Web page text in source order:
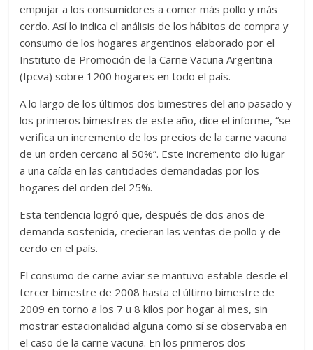
empujar a los consumidores a comer más pollo y más
cerdo. Así lo indica el análisis de los hábitos de compra y
consumo de los hogares argentinos elaborado por el
Instituto de Promoción de la Carne Vacuna Argentina
(Ipcva) sobre 1200 hogares en todo el país.
A lo largo de los últimos dos bimestres del año pasado y
los primeros bimestres de este año, dice el informe, “se
verifica un incremento de los precios de la carne vacuna
de un orden cercano al 50%”. Este incremento dio lugar
a una caída en las cantidades demandadas por los
hogares del orden del 25%.
Esta tendencia logró que, después de dos años de
demanda sostenida, crecieran las ventas de pollo y de
cerdo en el país.
El consumo de carne aviar se mantuvo estable desde el
tercer bimestre de 2008 hasta el último bimestre de
2009 en torno a los 7 u 8 kilos por hogar al mes, sin
mostrar estacionalidad alguna como sí se observaba en
el caso de la carne vacuna. En los primeros dos